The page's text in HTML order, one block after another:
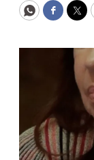
WhatsApp